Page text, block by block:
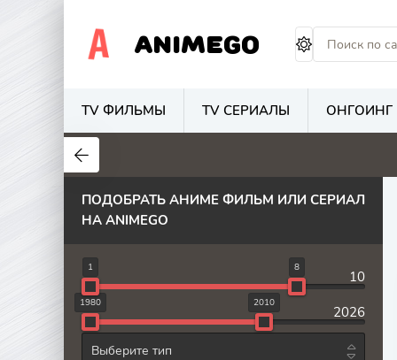
ANIMEGO
TV ФИЛЬМЫ TV СЕРИАЛЫ ОНГОИНГ
1.7
ПОДОБРАТЬ АНИМЕ ФИЛЬМ ИЛИ СЕРИАЛ
НА ANIMEGO
10
1 8
2026
1980 2010
Выберите тип